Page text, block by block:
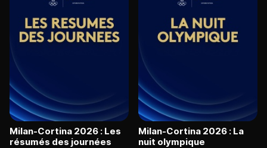
Milan-Cortina 2026 : Les
résumés des journées
Milan-Cortina 2026 : La
nuit olympique